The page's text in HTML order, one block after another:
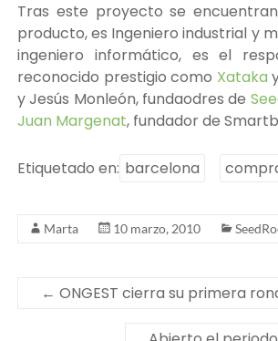
Tras este proyecto se encuentran
producto, es Ingeniero industrial y
ingeniero informático, es el
reconocido prestigio como Xataka
y Jesús Monleón, fundaodres de
Juan Margenat, fundador de
Etiquetado en: barcelona
Marta 10 marzo, 2010
← ONGEST cierra su primera